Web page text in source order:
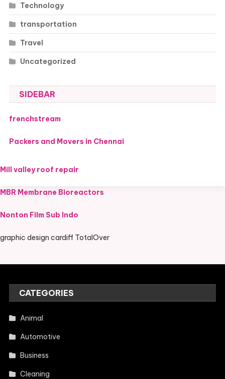
Technology
transportation
Travel
Uncategorized
SIDEBAR
frenchstream
Packers and Movers in Chennai
Mill valley roof repair
MBR Membrane Bioreactors
Nonton Film Sub Indo
graphic design cardiff TotalOver
CATEGORIES
Animal
Automotive
Business
Cleaning